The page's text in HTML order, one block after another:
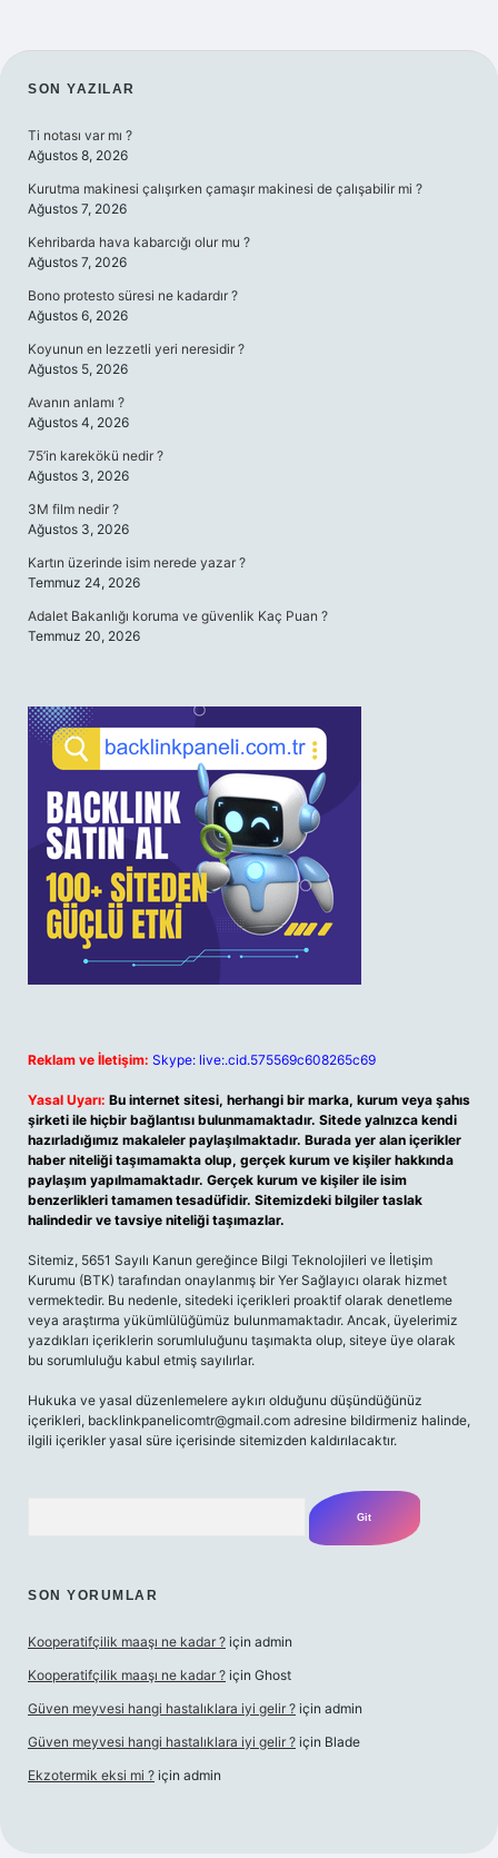
SIDEBAR
SON YAZILAR
Ti notası var mı ?
Ağustos 8, 2026
Kurutma makinesi çalışırken çamaşır makinesi de çalışabilir mi ?
Ağustos 7, 2026
Kehribarda hava kabarcığı olur mu ?
Ağustos 7, 2026
Bono protesto süresi ne kadardır ?
Ağustos 6, 2026
Koyunun en lezzetli yeri neresidir ?
Ağustos 5, 2026
Avanın anlamı ?
Ağustos 4, 2026
75’in karekökü nedir ?
Ağustos 3, 2026
3M film nedir ?
Ağustos 3, 2026
Kartın üzerinde isim nerede yazar ?
Temmuz 24, 2026
Adalet Bakanlığı koruma ve güvenlik Kaç Puan ?
Temmuz 20, 2026
Reklam ve İletişim: Skype: live:.cid.575569c608265c69
Yasal Uyarı: Bu internet sitesi, herhangi bir marka, kurum veya şahıs
şirketi ile hiçbir bağlantısı bulunmamaktadır. Sitede yalnızca kendi
hazırladığımız makaleler paylaşılmaktadır. Burada yer alan içerikler
haber niteliği taşımamakta olup, gerçek kurum ve kişiler hakkında
paylaşım yapılmamaktadır. Gerçek kurum ve kişiler ile isim
benzerlikleri tamamen tesadüfidir. Sitemizdeki bilgiler taslak
halindedir ve tavsiye niteliği taşımazlar.
Sitemiz, 5651 Sayılı Kanun gereğince Bilgi Teknolojileri ve İletişim
Kurumu (BTK) tarafından onaylanmış bir Yer Sağlayıcı olarak hizmet
vermektedir. Bu nedenle, sitedeki içerikleri proaktif olarak denetleme
veya araştırma yükümlülüğümüz bulunmamaktadır. Ancak, üyelerimiz
yazdıkları içeriklerin sorumluluğunu taşımakta olup, siteye üye olarak
bu sorumluluğu kabul etmiş sayılırlar.
Hukuka ve yasal düzenlemelere aykırı olduğunu düşündüğünüz
içerikleri, backlinkpanelicomtr@gmail.com adresine bildirmeniz halinde,
ilgili içerikler yasal süre içerisinde sitemizden kaldırılacaktır.
SON YORUMLAR
Kooperatifçilik maaşı ne kadar ? için admin
Kooperatifçilik maaşı ne kadar ? için Ghost
Güven meyvesi hangi hastalıklara iyi gelir ? için admin
Güven meyvesi hangi hastalıklara iyi gelir ? için Blade
Ekzotermik eksi mi ? için admin